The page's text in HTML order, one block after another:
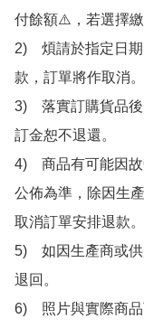
付餘額⚠️，若選擇繳
2)　煩請於指定日
款，訂單將作取消。
3)　落實訂購貨品
訂金恕不退還。
4)　商品有可能因
公佈為準，除因生
取消訂單安排退款。
5)　如因生產商或
退回。
6)　照片與實際商